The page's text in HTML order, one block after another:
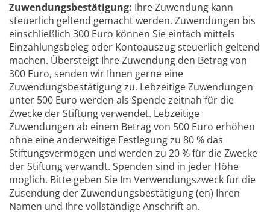
Zuwendungsbestätigung: Ihre Zuwendung kann
steuerlich geltend gemacht werden. Zuwendungen bis
einschließlich 300 Euro können Sie einfach mittels
Einzahlungsbeleg oder Kontoauszug steuerlich geltend
machen. Übersteigt Ihre Zuwendung den Betrag von
300 Euro, senden wir Ihnen gerne eine
Zuwendungsbestätigung zu. Lebzeitige Zuwendungen
unter 500 Euro werden als Spende zeitnah für die
Zwecke der Stiftung verwendet. Lebzeitige
Zuwendungen ab einem Betrag von 500 Euro erhöhen
ohne eine anderweitige Festlegung zu 80 % das
Stiftungsvermögen und werden zu 20 % für die Zwecke
der Stiftung verwandt. Spenden sind in jeder Höhe
möglich. Bitte geben Sie Im Verwendungszweck für die
Zusendung der Zuwendungsbestätigung (en) Ihren
Namen und Ihre vollständige Anschrift an.